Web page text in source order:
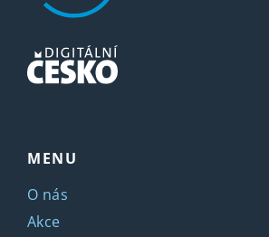
MENU
O nás
Akce